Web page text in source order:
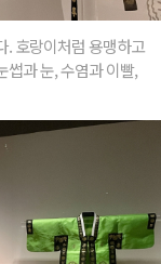
. 호랑이처럼 용맹하고
썹과 눈, 수염과 이빨,